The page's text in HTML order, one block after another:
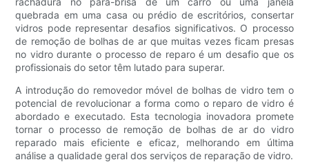
quebrada em uma casa ou prédio de escritórios, consertar
vidros pode representar desafios significativos. O processo
de remoção de bolhas de ar que muitas vezes ficam presas
no vidro durante o processo de reparo é um desafio que os
profissionais do setor têm lutado para superar.
A introdução do removedor móvel de bolhas de vidro tem o
potencial de revolucionar a forma como o reparo de vidro é
abordado e executado. Esta tecnologia inovadora promete
tornar o processo de remoção de bolhas de ar do vidro
reparado mais eficiente e eficaz, melhorando em última
análise a qualidade geral dos serviços de reparação de vidro.